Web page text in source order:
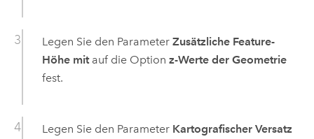
Legen Sie den Parameter Zusätzliche Feature-
Höhe mitauf die Option z-Werte der Geometrie
fest.
Legen Sie den Parameter Kartografischer Versatz